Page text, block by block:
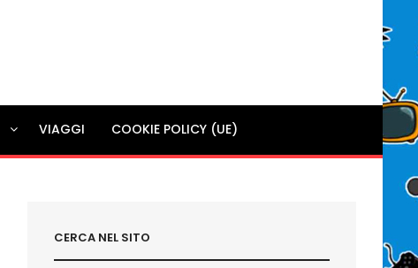
VIAGGI COOKIE POLICY (UE)
CERCA NEL SITO